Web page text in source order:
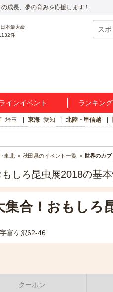
成長、夢の育みを応援します！
件
インイベント ランキング
埼玉 東海 愛知 北陸・甲信越
東北 秋田県のイベント一覧 世界のカブ
しろ昆虫展2018の基
合！おもしろ
富ケ沢62-46
クーポン